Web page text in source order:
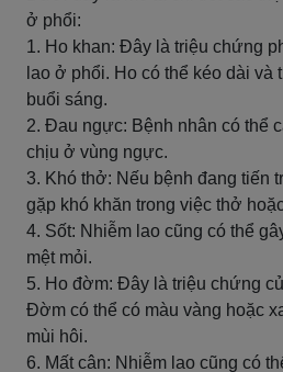
ở phổi:
1. Ho khan: Đây là triệu chứng
lao ở phổi. Ho có thể kéo dài
buổi sáng.
2. Đau ngực: Bệnh nhân có thể
chịu ở vùng ngực.
3. Khó thở: Nếu bệnh đang tiến
gặp khó khăn trong việc thở
4. Sốt: Nhiễm lao cũng có thể
mệt mỏi.
5. Ho đờm: Đây là triệu chứng
Đờm có thể có màu vàng hoặc
mùi hôi.
6. Mất cân: Nhiễm lao cũng có